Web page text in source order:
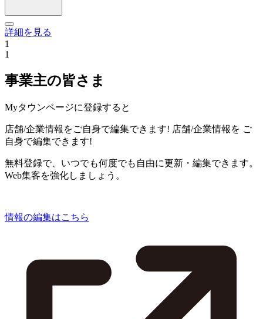
詳細を見る
1
1
事業主の皆さま
Myタウンページに登録すると
店舗/企業情報をご自身で編集できます! 店舗/企業情報を ご
自身で編集できます!
無料登録で、いつでも何度でも自由に更新・編集できます。
Web集客を強化しましょう。
情報の編集はこちら